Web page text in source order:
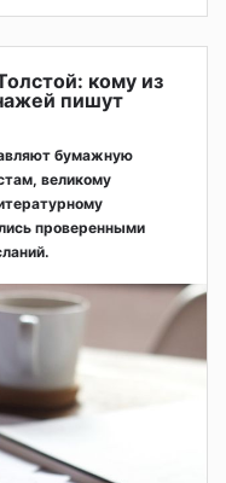
кому из
пишут
бумажную
великому
проверенными